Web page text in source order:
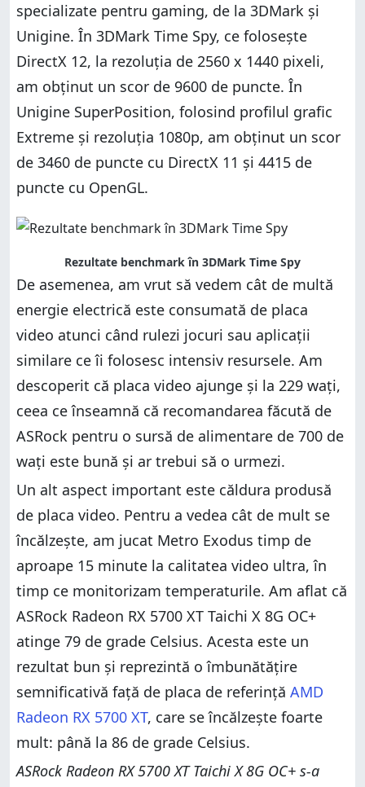
specializate pentru gaming, de la 3DMark și
Unigine. În 3DMark Time Spy, ce folosește
DirectX 12, la rezoluția de 2560 x 1440 pixeli,
am obținut un scor de 9600 de puncte. În
Unigine SuperPosition, folosind profilul grafic
Extreme și rezoluția 1080p, am obținut un scor
de 3460 de puncte cu DirectX 11 și 4415 de
puncte cu OpenGL.
Rezultate benchmark în 3DMark Time Spy
De asemenea, am vrut să vedem cât de multă
energie electrică este consumată de placa
video atunci când rulezi jocuri sau aplicații
similare ce îi folosesc intensiv resursele. Am
descoperit că placa video ajunge și la 229 wați,
ceea ce înseamnă că recomandarea făcută de
ASRock pentru o sursă de alimentare de 700 de
wați este bună și ar trebui să o urmezi.
Un alt aspect important este căldura produsă
de placa video. Pentru a vedea cât de mult se
încălzește, am jucat Metro Exodus timp de
aproape 15 minute la calitatea video ultra, în
timp ce monitorizam temperaturile. Am aflat că
ASRock Radeon RX 5700 XT Taichi X 8G OC+
atinge 79 de grade Celsius. Acesta este un
rezultat bun și reprezintă o îmbunătățire
semnificativă față de placa de referință AMD
Radeon RX 5700 XT, care se încălzește foarte
mult: până la 86 de grade Celsius.
ASRock Radeon RX 5700 XT Taichi X 8G OC+ s-a